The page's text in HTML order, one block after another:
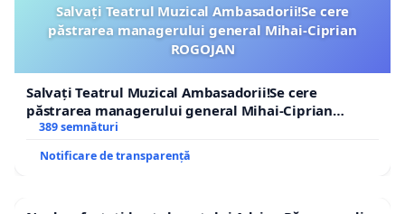
Salvați Teatrul Muzical Ambasadorii!Se cere
păstrarea managerului general Mihai-Ciprian
ROGOJAN
Salvați Teatrul Muzical Ambasadorii!Se cere
păstrarea managerului general Mihai-Ciprian
ROGOJAN
389 semnături
Notificare de transparență